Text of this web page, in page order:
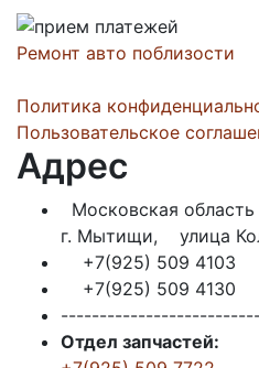
Ремонт авто поблизости
Политика
Пользовательское
Адрес
Московская область
г. Мытищи, улица
+7(925) 509 4103
+7(925) 509 4130
Отдел запчастей: